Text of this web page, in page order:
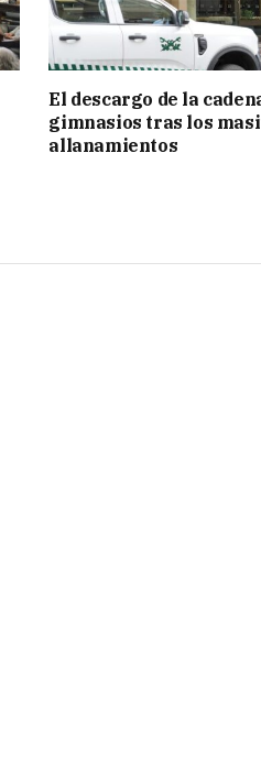
El descargo de la
gimnasios tras los
allanamientos